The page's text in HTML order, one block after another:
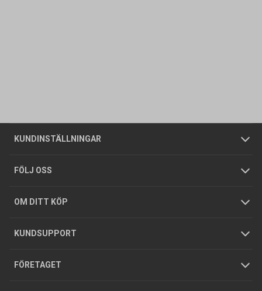
KUNDINSTÄLLNINGAR
Företagskund / Privatkund
FÖLJ OSS
OM DITT KÖP
Allmänna försäljningsvillkor
Integritetspolicy
GDPR
KUNDSUPPORT
Butiker
Foldrar och kataloger
Köpguider
Varumärken
FÖRETAGET
Om oss
Tjänster
Hållbarhet
Jobba hos oss
Press